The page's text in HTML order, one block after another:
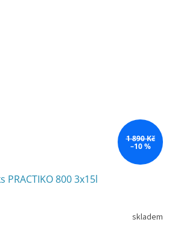
1 890 Kč
–10 %
PRACTIKO 800 3x15l
skladem